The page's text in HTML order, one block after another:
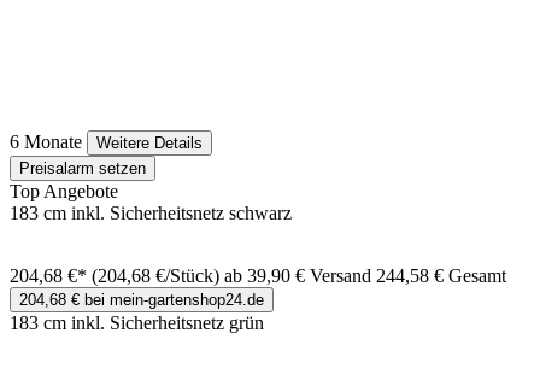
6 Monate
Weitere Details
Preisalarm setzen
Top Angebote
183 cm inkl. Sicherheitsnetz schwarz
204,68 €* (204,68 €/Stück) ab 39,90 € Versand 244,58 € Gesamt
204,68 € bei mein-gartenshop24.de
183 cm inkl. Sicherheitsnetz grün